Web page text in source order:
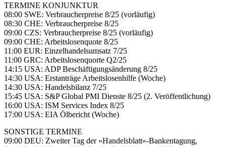
TERMINE KONJUNKTUR
08:00 SWE: Verbraucherpreise 8/25 (vorläufig)
08:30 CHE: Verbraucherpreise 8/25
09:00 CZS: Verbraucherpreise 8/25 (vorläufig)
09:00 CHE: Arbeitslosenquote 8/25
11:00 EUR: Einzelhandelsumsatz 7/25
11:00 GRC: Arbeitslosenquorte Q2/25
14:15 USA: ADP Beschäftigungsänderung 8/25
14:30 USA: Erstanträge Arbeitslosenhilfe (Woche)
14:30 USA: Handelsbilanz 7/25
15:45 USA: S&P Global PMI Dienste 8/25 (2. Veröffentlichung)
16:00 USA: ISM Services Index 8/25
17:00 USA: EIA Ölbericht (Woche)
SONSTIGE TERMINE
09:00 DEU: Zweiter Tag der «Handelsblatt»-Bankentagung,